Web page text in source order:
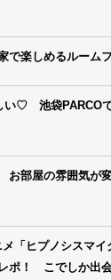
で楽しめるルーム
い♡ 池袋PARCO
お部屋の雰囲気
「ヒプノシスマ
ポ！ こでしか出